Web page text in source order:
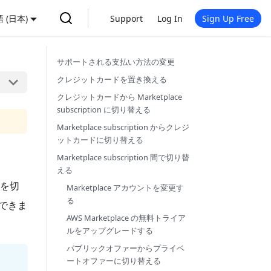
(日本) Support Log In Sign Up Free
切
きま
サポートされる支払い方法の変更
クレジットカードを置き換える
クレジットカードから Marketplace
subscription に切り替える
Marketplace subscription からクレジ
ットカードに切り替える
Marketplace subscription 間で切り替
える
Marketplace アカウントを変更す
る
AWS Marketplace の無料トライア
ルをアップグレードする
パブリックオファーからプライベ
ートオファーに切り替える